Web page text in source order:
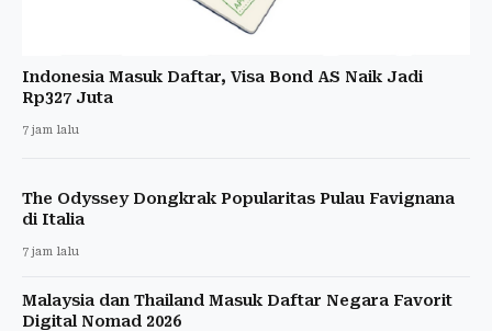
Indonesia Masuk Daftar, Visa Bond AS Naik Jadi
Rp327 Juta
7 jam lalu
The Odyssey Dongkrak Popularitas Pulau Favignana
di Italia
7 jam lalu
Malaysia dan Thailand Masuk Daftar Negara Favorit
Digital Nomad 2026